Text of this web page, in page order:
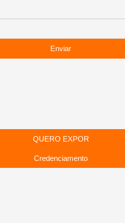
Enviar
QUERO EXPOR
Credenciamento